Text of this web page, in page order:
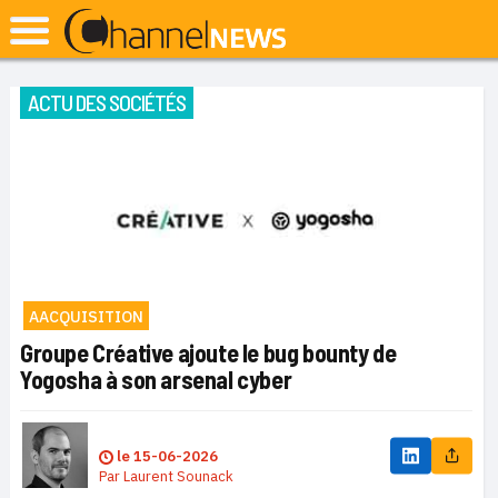
ACTU DES SOCIÉTÉS
AACQUISITION
Groupe Créative ajoute le bug bounty de
Yogosha à son arsenal cyber
le15-06-2026
ParLaurent Sounack